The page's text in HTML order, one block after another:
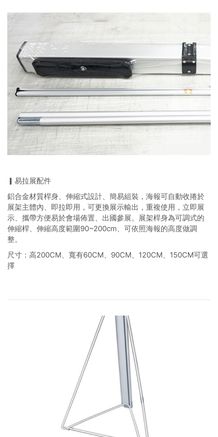
▎易拉展配件
鋁合金材質桿身、伸縮式設計、簡易組裝，海報可自動收捲於
展架主體內、即拉即用，可更換展示輸出，重複使用，立即展
示、攜帶方便易於會場佈置、出國參展。展架桿身為可調式的
伸縮桿、伸縮高度範圍90~200cm、可依照海報的高度做調
整。
尺寸：高200CM、寬有60CM、90CM、120CM、150CM可選
擇